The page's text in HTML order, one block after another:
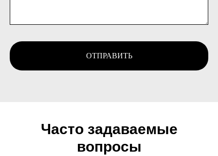
ОТПРАВИТЬ
Часто задаваемые
вопросы